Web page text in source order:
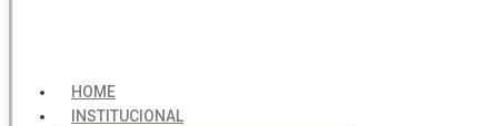
HOME
INSTITUCIONAL